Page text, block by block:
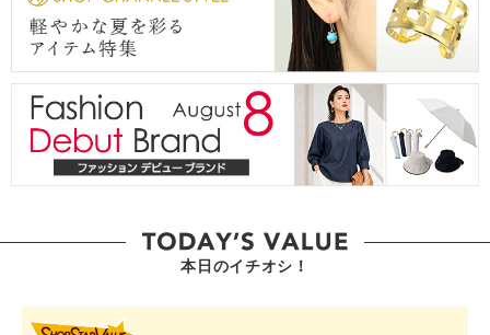
本日のイチオシ！